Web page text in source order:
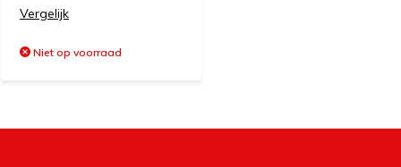
Vergelijk
Niet op voorraad